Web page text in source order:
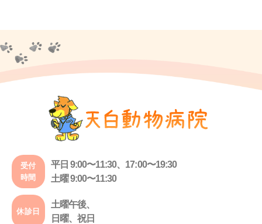
受付
時間
平日 9:00〜11:30、17:00〜19:30
土曜 9:00〜11:30
休診日
土曜午後、
日曜、祝日